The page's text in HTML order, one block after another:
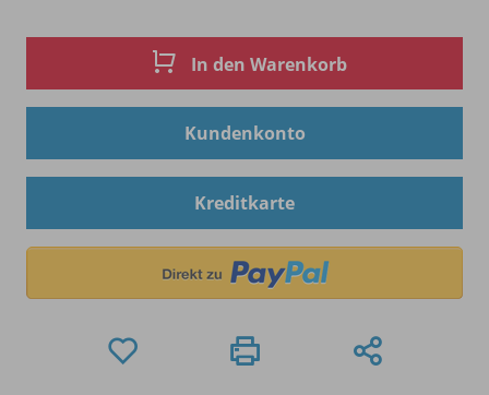
In den Warenkorb
Kundenkonto
Kreditkarte